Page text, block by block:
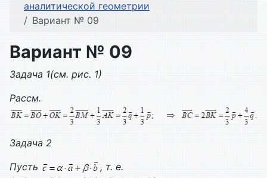
аналитической геометрии
Вариант № 09
Вариант № 09
Задача 1(см. рис. 1)
Рассм.
Задача 2
Пусть
, т. е.